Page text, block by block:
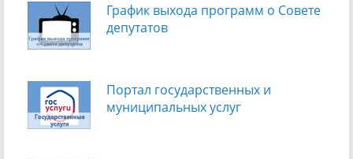
График выхода программ о Cовете
депутатов
Портал государственных и
муниципальных услуг